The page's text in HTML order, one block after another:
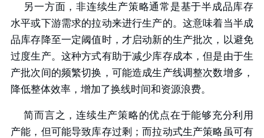
另一方面，非连续生产策略通常是基于半成品库存
水平或下游需求的拉动来进行生产的。这意味着当半成
品库存降至一定阈值时，才启动新的生产批次，以避免
过度生产。这种方式有助于减少库存成本，但是由于生
产批次间的频繁切换，可能造成生产线调整次数增多，
降低整体效率，增加了换线时间和资源浪费。
简而言之，连续生产策略的优点在于能够充分利用
产能，但可能导致库存过剩；而拉动式生产策略虽可有